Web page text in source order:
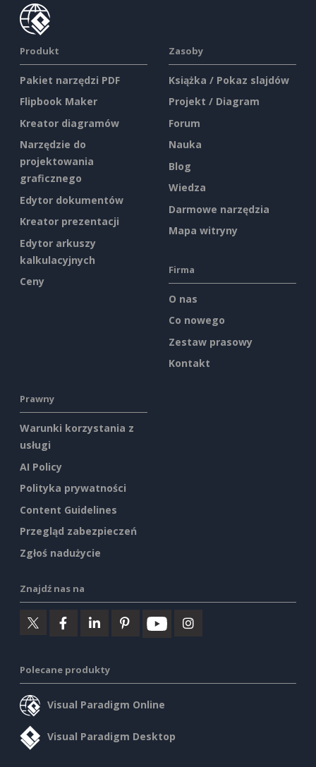
Produkt
Pakiet narzędzi PDF
Flipbook Maker
Kreator diagramów
Narzędzie do
projektowania
graficznego
Edytor dokumentów
Kreator prezentacji
Edytor arkuszy
kalkulacyjnych
Ceny
Zasoby
Książka / Pokaz slajdów
Projekt / Diagram
Forum
Nauka
Blog
Wiedza
Darmowe narzędzia
Mapa witryny
Firma
O nas
Co nowego
Zestaw prasowy
Kontakt
Prawny
Warunki korzystania z
usługi
AI Policy
Polityka prywatności
Content Guidelines
Przegląd zabezpieczeń
Zgłoś nadużycie
Znajdź nas na
Polecane produkty
Visual Paradigm Online
Visual Paradigm Desktop